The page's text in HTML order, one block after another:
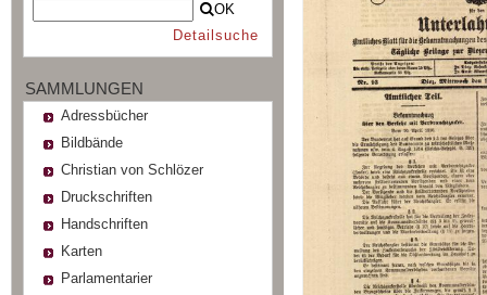
OK
Detailsuche
SAMMLUNGEN
Adressbücher
Bildbände
Christian von Schlözer
Druckschriften
Handschriften
Karten
Parlamentarier